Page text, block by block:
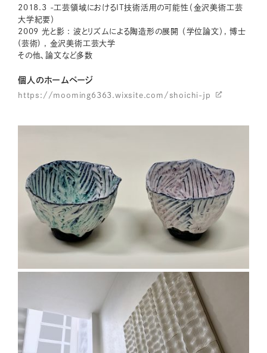
2018.3 -工芸領域におけるIT技術活用の可能性（金沢美術工芸
大学紀要）
2009 光と影 : 波とリズムによる陶造形の展開 （学位論文）, 博士
(芸術) , 金沢美術工芸大学
その他、論文など多数
個人のホームページ
https://mooming6363.wixsite.com/shoichi-jp